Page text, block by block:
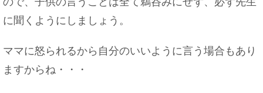
に聞くようにしましょう。
ママに怒られるから自分のいいように言う場合もあり
ますからね・・・